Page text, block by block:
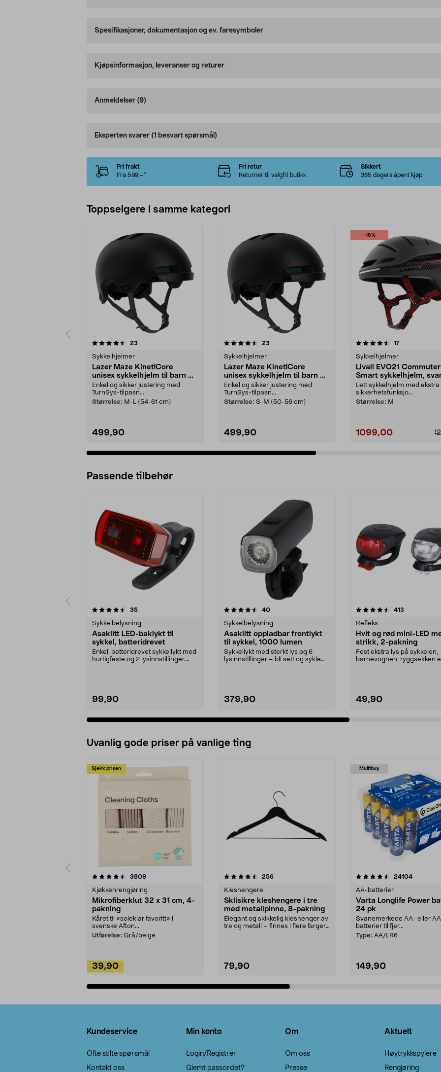
Spesifikasjoner, dokumentasjon og ev. faresymboler
Kjøpsinformasjon, leveranser og returer
Anmeldelser (9)
Eksperten svarer (1 besvart spørsmål)
Fri frakt
Fra 599,–*
Fri retur
Returner til valgfri butikk
Sikkert
365 dagers åpent kjøp
Toppselgere i samme kategori
23
Sykkelhjelmer
Lazer Maze KinetiCore
unisex sykkelhjelm til barn og
voksne
Enkel og sikker justering med
TurnSys-tilpasn...
Størrelse: M-L (54-61 cm)
499,90
4.5 av 5 stjerner 23
Sykkelhjelmer
Lazer Maze KinetiCore
unisex sykkelhjelm til barn og
voksne
Enkel og sikker justering med
TurnSys-tilpasn...
Størrelse: S-M (50-56 cm)
499,90
-15%
4.5 av 5 stjerner 17anmeldelser
Sykkelhjelmer
Livall EVO21
Smart sykkelhjelm,
Lett sykkelhjelm med ekstra
sikkerhetsfunksjo...
Størrelse: M
1099,00
4.5 av 5 stjerner
Passende tilbehør
35anmeldelser
Sykkelbelysning
Asaklitt LED-baklykt til
sykkel, batteridrevet
Enkel, batteridrevet sykkellykt med
hurtigfeste og 2 lysinnstillinger.
99,90
4.5av 5 stjerner 40anmeldelser
Sykkelbelysning
Asaklitt oppladbar frontlykt
til sykkel, 1000 lumen
Sykkellykt med sterkt lys og 6
lysinnstillinger – bli sett og sykle
379,90
4.5av 5 stjerner 413
Refleks
Hvit og rød mini-LED
strikk, 2-pakning
Fest ekstra lys på sykkelen,
barnevognen, ryggsekken
49,90
4.5av 5 stjerner
Uvanlig gode priser på vanlige ting
Sjekk prisen
3809anmeldelser
Kjøkkenrengjøring
Mikrofiberklut 32 x 31 cm, 4-
pakning
Kåret til «soleklar favoritt» i
svenske Afton...
Utførelse: Grå/beige
39,90
4.5av 5 stjerner 256anmeldelser
Kleshengere
Sklisikre kleshengere i tre
med metallpinne, 8-pakning
Elegant og skikkelig kleshenger av
tre og metall – finnes i flere farger.
79,90
Multibuy
4.5av 5 stjerner 24104
AA-batterier
Varta Longlife Power
24 pk
Svanemerkede AA- eller
batterier til fjer...
Type: AA/LR6
149,90
4.5av 5 stjerner
Kundeservice
Ofte stilte spørsmål
Kontakt oss
Min konto
Login/Registrer
Glemt passordet?
Om
Om oss
Presse
Aktuelt
Høytrykkspylere
Rengjøring